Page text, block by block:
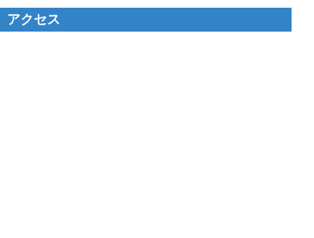
アクセス